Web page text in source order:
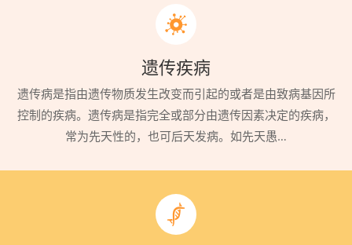
遗传疾病
遗传病是指由遗传物质发生改变而引起的或者是由致病基因所
控制的疾病。遗传病是指完全或部分由遗传因素决定的疾病，
常为先天性的，也可后天发病。如先天愚…